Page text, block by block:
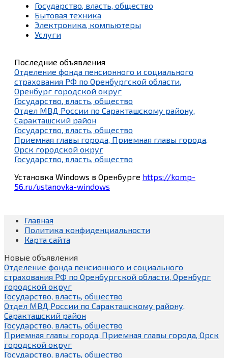
Государство, власть, общество
Бытовая техника
Электроника, компьютеры
Услуги
Последние объявления
Отделение фонда пенсионного и социального
страхования РФ по Оренбургской области,
Оренбург городской округ
Государство, власть, общество
Отдел МВД России по Саракташскому району,
Саракташский район
Государство, власть, общество
Приемная главы города, Приемная главы города,
Орск городской округ
Государство, власть, общество
Установка Windows в Оренбурге https://komp-
56.ru/ustanovka-windows
Главная
Политика конфиденциальности
Карта сайта
Новые объявления
Отделение фонда пенсионного и социального
страхования РФ по Оренбургской области, Оренбург
городской округ
Государство, власть, общество
Отдел МВД России по Саракташскому району,
Саракташский район
Государство, власть, общество
Приемная главы города, Приемная главы города, Орск
городской округ
Государство, власть, общество